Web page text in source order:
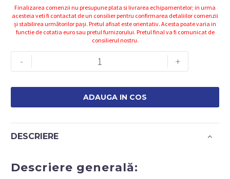
Finalizarea comenzii nu presupune plata si livrarea echipamentelor; in urma
acesteia veti fi contactat de un consilier pentru confirmarea detaliilor comenzii
și stabilirea următorilor pași. Pretul afisat este orientativ. Acesta poate varia in
functie de cotatia euro sau pretul furnizorului. Pretul final va fi comunicat de
consilierul nostru.
-
Cantitate
CP734H
impact
1/2''
cu
comprimat,
576Nm
+
ADAUGA IN COS
DESCRIERE
Descriere generală: